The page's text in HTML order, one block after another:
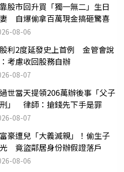
股市回升買「獨一無二」生日
自爆偷拿百萬現金搞砸驚喜
08-06
利2度延發史上首例 金管會說
考慮收回股務自辦
08-07
世當天提領206萬辦後事「父子
」 律師：搶錢先下手是罪
08-07
豪遭兒「大義滅親」！偷生子
竟盜鄰居身份辦假證落戶
08-06